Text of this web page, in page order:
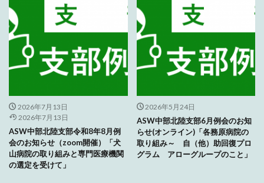
2026年7月13日
2026年7月13日
ASW中部北陸支部令和8年8月例
会のお知らせ（zoom開催）「犬
山病院の取り組みと専門医療機関
の選定を受けて」
2026年5月24日
ASW中部北陸支部6月例会のお知
らせ(オンライン)「各務原病院の
取り組み～ 自（他）助回復プロ
グラム アローグループのこと」